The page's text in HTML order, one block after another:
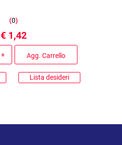
(0)
€ 1,42
Agg. Carrello
Lista desideri